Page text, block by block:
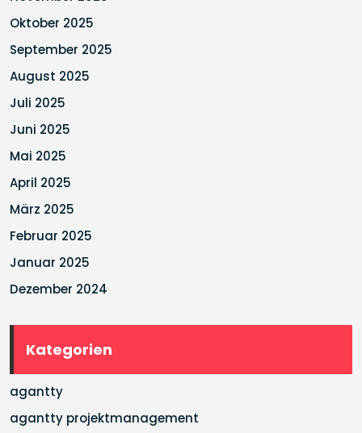
Oktober 2025
September 2025
August 2025
Juli 2025
Juni 2025
Mai 2025
April 2025
März 2025
Februar 2025
Januar 2025
Dezember 2024
Kategorien
agantty
agantty projektmanagement